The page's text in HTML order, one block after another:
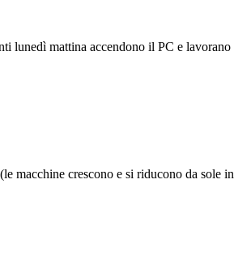
lunedì mattina accendono il PC e
macchine crescono e si riducono da sole